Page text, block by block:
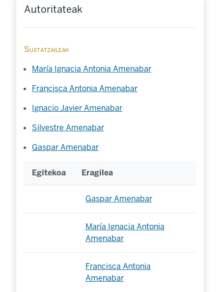
Autoritateak
Sustatzaileak
María Ignacia Antonia Amenabar
Francisca Antonia Amenabar
Ignacio Javier Amenabar
Silvestre Amenabar
Gaspar Amenabar
Egitekoa Eragilea
Gaspar Amenabar
María Ignacia Antonia
Amenabar
Francisca Antonia
Amenabar